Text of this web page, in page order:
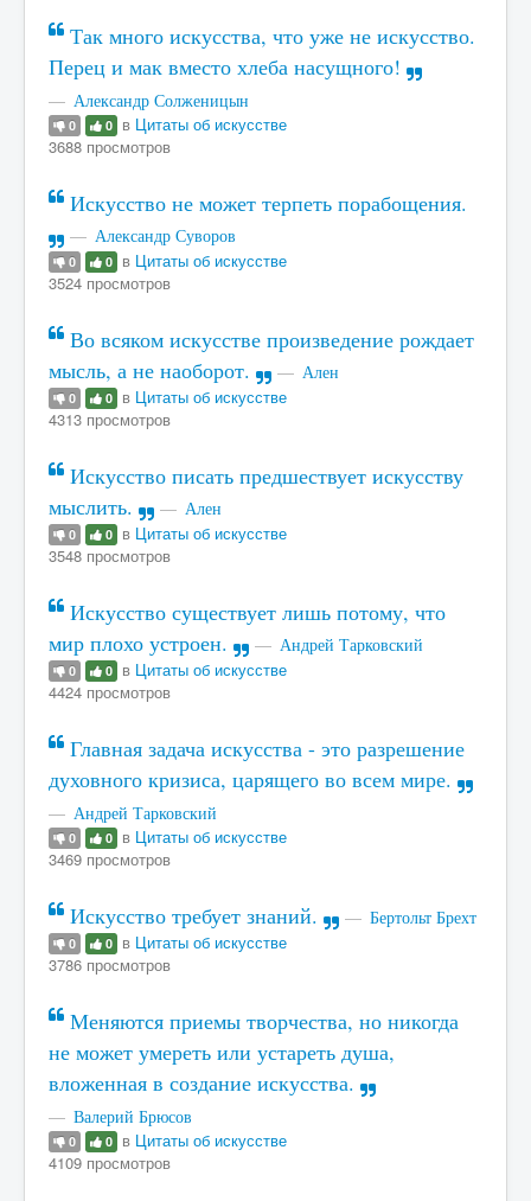
Так много искусства, что уже не искусство.
Перец и мак вместо хлеба насущного!
Александр Солженицын
0 0 в Цитаты об искусстве
3688 просмотров
Искусство не может терпеть порабощения.
Александр Суворов
0 0 в Цитаты об искусстве
3524 просмотров
Во всяком искусстве произведение рождает
мысль, а не наоборот.
Ален
0 0 в Цитаты об искусстве
4313 просмотров
Искусство писать предшествует искусству
мыслить.
Ален
0 0 в Цитаты об искусстве
3548 просмотров
Искусство существует лишь потому, что
мир плохо устроен.
Андрей Тарковский
0 0 в Цитаты об искусстве
4424 просмотров
Главная задача искусства - это разрешение
духовного кризиса, царящего во всем мире.
Андрей Тарковский
0 0 в Цитаты об искусстве
3469 просмотров
Искусство требует знаний. Бертольт Брехт
0 0 в Цитаты об искусстве
3786 просмотров
Меняются приемы творчества, но никогда
не может умереть или устареть душа,
вложенная в создание искусства.
Валерий Брюсов
0 0 в Цитаты об искусстве
4109 просмотров